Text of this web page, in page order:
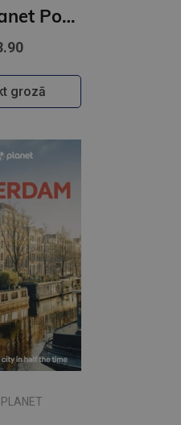
Lonely Planet Pocket Vienna : Discover Twice the City in Half the Time | Top Sights | Maps
grozā
PLANET